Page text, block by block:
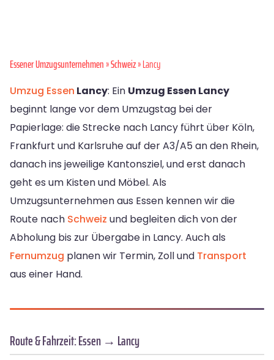
Essener Umzugsunternehmen»Schweiz» Lancy
Umzug Essen Lancy: Ein Umzug Essen Lancy
beginnt lange vor dem Umzugstag bei der
Papierlage: die Strecke nach Lancy führt über Köln,
Frankfurt und Karlsruhe auf der A3/A5 an den Rhein,
danach ins jeweilige Kantonsziel, und erst danach
geht es um Kisten und Möbel. Als
Umzugsunternehmen aus Essen kennen wir die
Route nach Schweiz und begleiten dich von der
Abholung bis zur Übergabe in Lancy. Auch als
Fernumzug planen wir Termin, Zoll und Transport
aus einer Hand.
Route & Fahrzeit: Essen → Lancy